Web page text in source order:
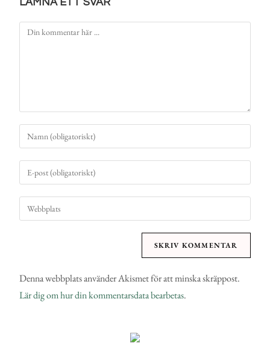
Denna webbplats använder Akismet för att minska skräppost.
Lär dig om hur din kommentarsdata bearbetas.